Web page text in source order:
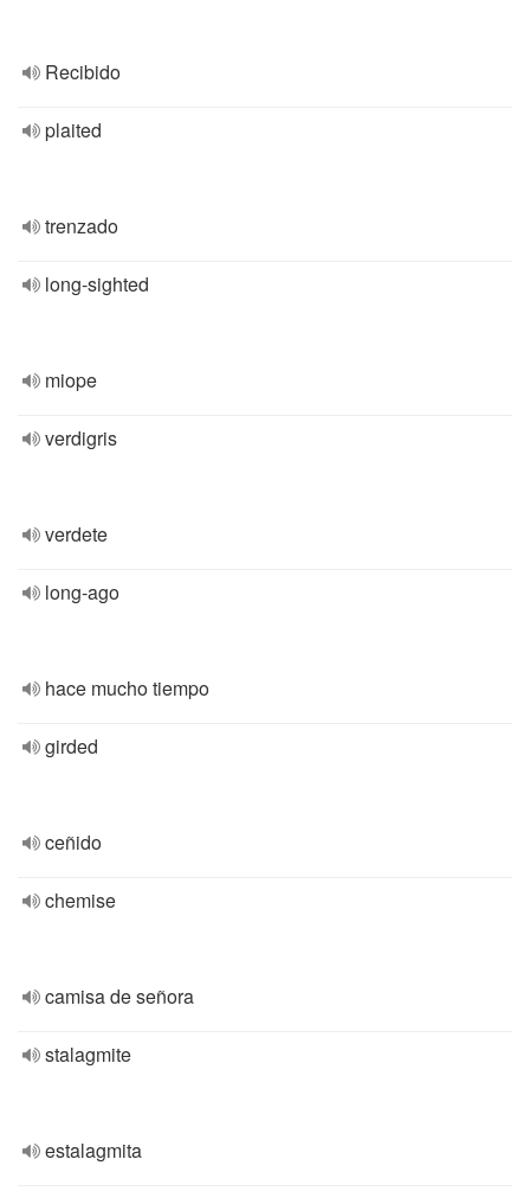
Recibido
plaited
trenzado
long-sighted
miope
verdigris
verdete
long-ago
hace mucho tiempo
girded
ceñido
chemise
camisa de señora
stalagmite
estalagmita